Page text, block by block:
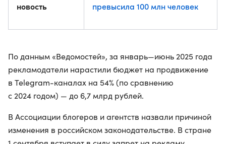
новость
превысила 100 млн человек
По данным «Ведомостей», за январь—июнь 2025 года
рекламодатели нарастили бюджет на продвижение
в Telegram-каналах на 54% (по сравнению
с 2024 годом) — до 6,7 млрд рублей.
В Ассоциации блогеров и агентств назвали причиной
изменения в российском законодательстве. В стране